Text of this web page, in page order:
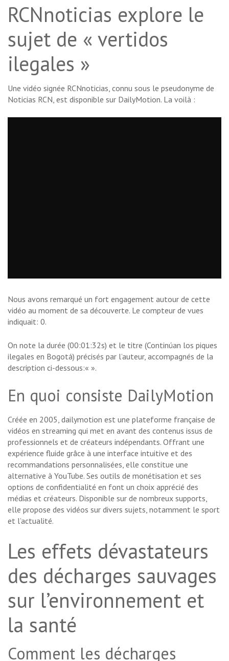
RCNnoticias explore le
sujet de « vertidos
ilegales »
Une vidéo signée RCNnoticias, connu sous le pseudonyme de
Noticias RCN, est disponible sur DailyMotion. La voilà :
Nous avons remarqué un fort engagement autour de cette
vidéo au moment de sa découverte. Le compteur de vues
indiquait: 0.
On note la durée (00:01:32s) et le titre (Continúan los piques
ilegales en Bogotá) précisés par l’auteur, accompagnés de la
description ci-dessous:« ».
En quoi consiste DailyMotion
Créée en 2005, dailymotion est une plateforme française de
vidéos en streaming qui met en avant des contenus issus de
professionnels et de créateurs indépendants. Offrant une
expérience fluide grâce à une interface intuitive et des
recommandations personnalisées, elle constitue une
alternative à YouTube. Ses outils de monétisation et ses
options de confidentialité en font un choix apprécié des
médias et créateurs. Disponible sur de nombreux supports,
elle propose des vidéos sur divers sujets, notamment le sport
et l’actualité.
Les effets dévastateurs
des décharges sauvages
sur l’environnement et
la santé
Comment les décharges